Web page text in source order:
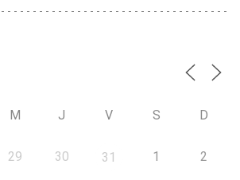
M J V S D
29 30 31 1 2